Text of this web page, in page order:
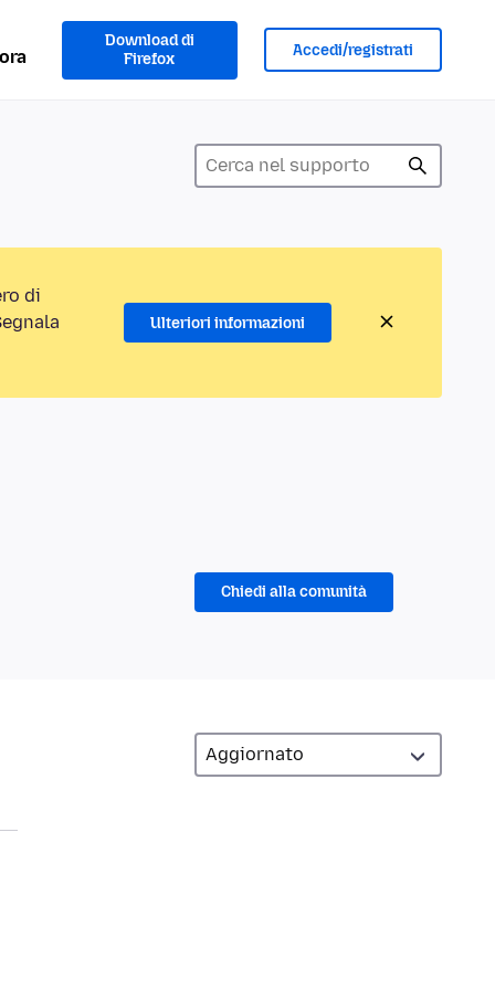
Download di
Firefox
Accedi/registrati
di
Ulteriori informazioni
Chiedi alla comunità